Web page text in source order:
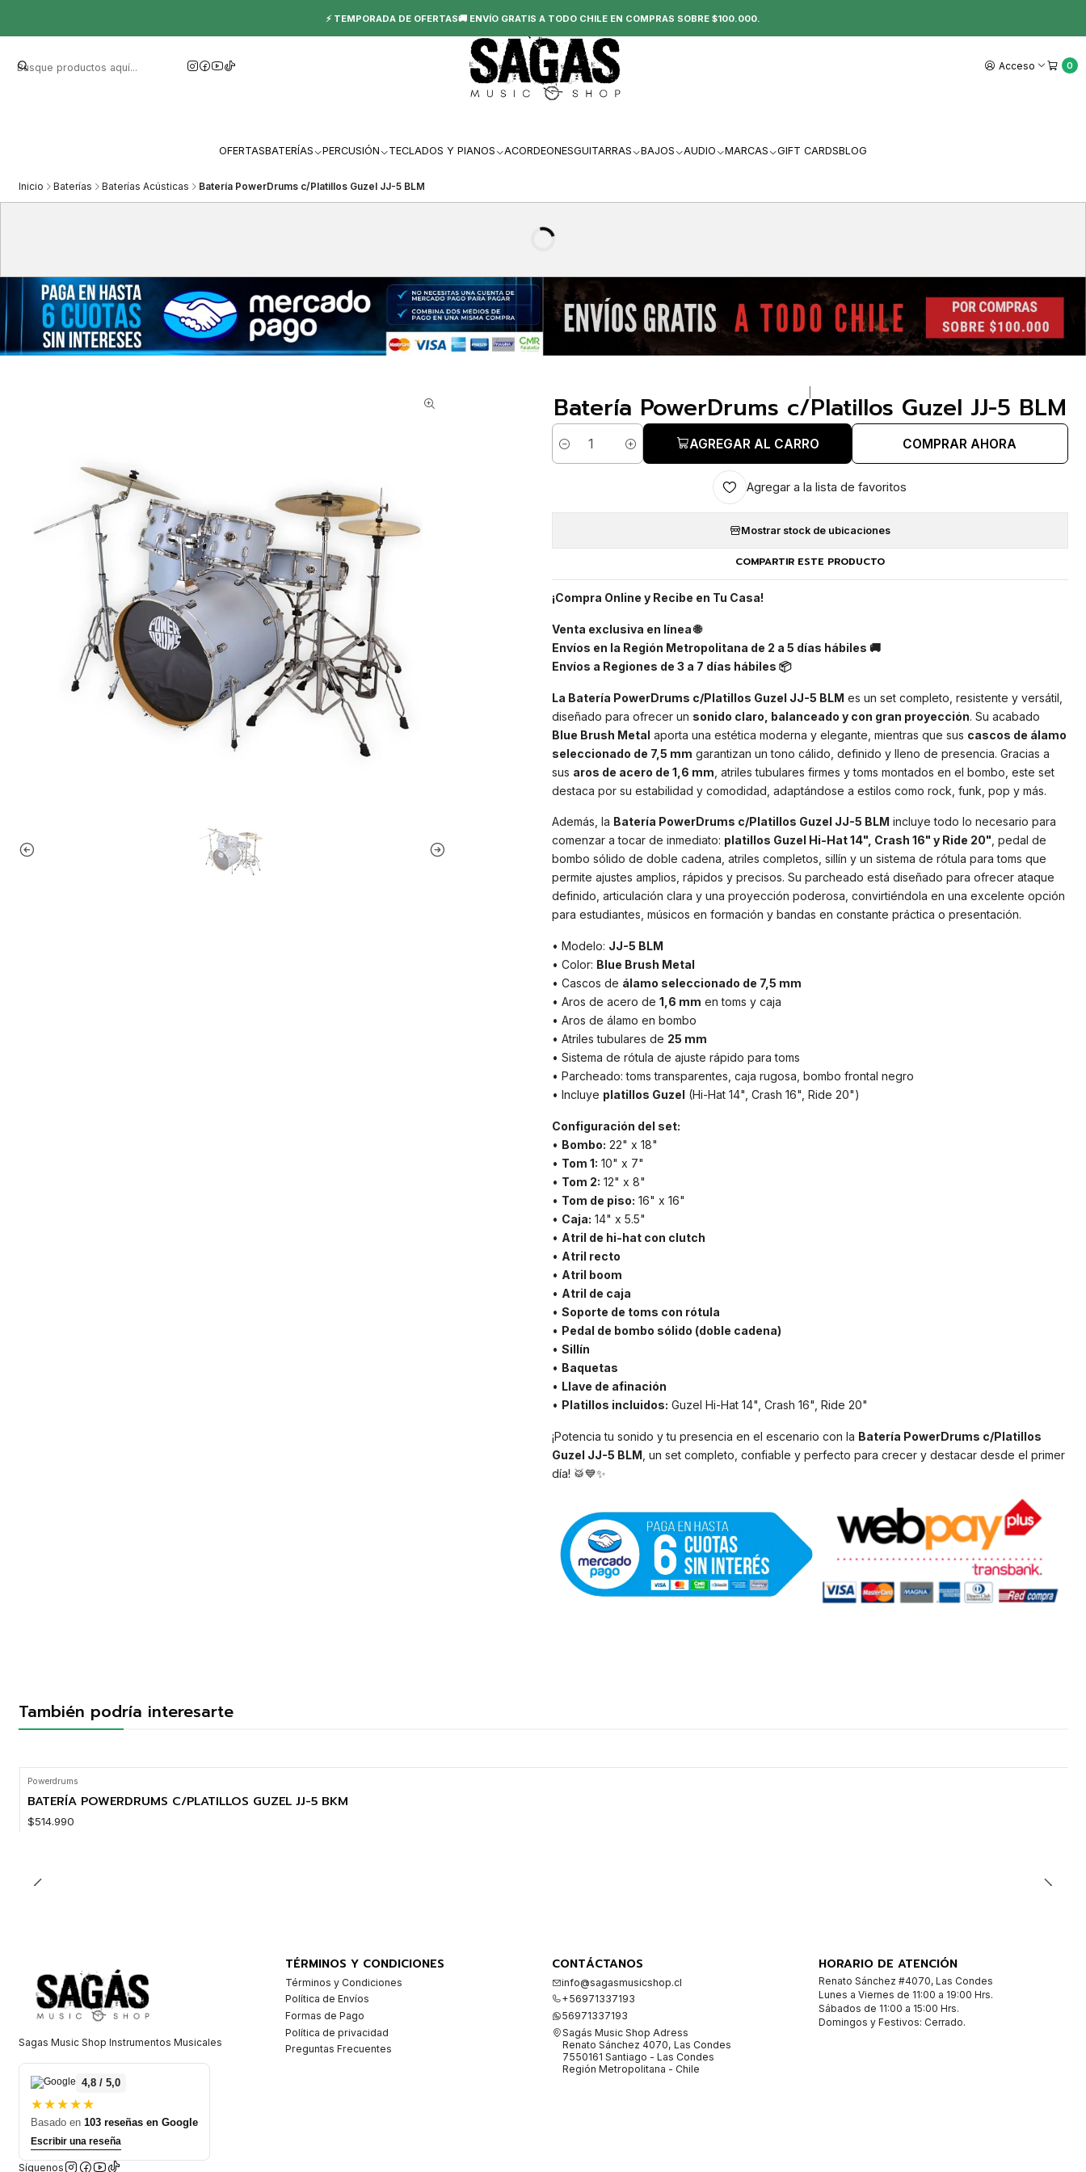
Acceso 0
OFERTASBATERÍAS PERCUSIÓN TECLADOS Y PIANOS ACORDEONESGUITARRAS BAJOS AUDIO MARCAS GIFT CARDSBLOG
⚡ TEMPORADA DE OFERTAS🚚 ENVÍO GRATIS A TODO CHILE EN COMPRAS SOBRE $100.000.
Inicio Baterías Baterías Acústicas Batería PowerDrums c/Platillos Guzel JJ-5 BLM
Batería PowerDrums c/Platillos Guzel JJ-5 BLM
Cantidad
AGREGAR AL CARRO COMPRAR AHORA
Agregar a la lista de favoritos
Mostrar stock de ubicaciones
COMPARTIR ESTE PRODUCTO
¡Compra Online y Recibe en Tu Casa!
Venta exclusiva en línea 🌐
Envíos en la Región Metropolitana de 2 a 5 días hábiles 🚚
Envíos a Regiones de 3 a 7 días hábiles 📦
La Batería PowerDrums c/Platillos Guzel JJ-5 BLM es un set completo, resistente y versátil,
diseñado para ofrecer un sonido claro, balanceado y con gran proyección. Su acabado
Blue Brush Metal aporta una estética moderna y elegante, mientras que sus cascos de álamo
seleccionado de 7,5 mm garantizan un tono cálido, definido y lleno de presencia. Gracias a
sus aros de acero de 1,6 mm , atriles tubulares firmes y toms montados en el bombo, este set
destaca por su estabilidad y comodidad, adaptándose a estilos como rock, funk, pop y más.
Además, la Batería PowerDrums c/Platillos Guzel JJ-5 BLM incluye todo lo necesario para
comenzar a tocar de inmediato: platillos Guzel Hi-Hat 14", Crash 16" y Ride 20", pedal de
bombo sólido de doble cadena, atriles completos, sillín y un sistema de rótula para toms que
permite ajustes amplios, rápidos y precisos. Su parcheado está diseñado para ofrecer ataque
definido, articulación clara y una proyección poderosa, convirtiéndola en una excelente opción
para estudiantes, músicos en formación y bandas en constante práctica o presentación.
• Modelo: JJ-5 BLM
• Color: Blue Brush Metal
• Cascos de álamo seleccionado de 7,5 mm
• Aros de acero de 1,6 mm en toms y caja
• Aros de álamo en bombo
• Atriles tubulares de 25 mm
• Sistema de rótula de ajuste rápido para toms
• Parcheado: toms transparentes, caja rugosa, bombo frontal negro
• Incluye platillos Guzel (Hi-Hat 14", Crash 16", Ride 20")
Configuración del set:
• Bombo: 22" x 18"
• Tom 1: 10" x 7"
• Tom 2: 12" x 8"
• Tom de piso: 16" x 16"
• Caja: 14" x 5.5"
• Atril de hi-hat con clutch
• Atril recto
• Atril boom
• Atril de caja
• Soporte de toms con rótula
• Pedal de bombo sólido (doble cadena)
• Sillín
• Baquetas
• Llave de afinación
• Platillos incluidos: Guzel Hi-Hat 14", Crash 16", Ride 20"
¡Potencia tu sonido y tu presencia en el escenario con la Batería PowerDrums c/Platillos
Guzel JJ-5 BLM , un set completo, confiable y perfecto para crecer y destacar desde el primer
día! 🥁💙✨
También podría interesarte
Powerdrums
BATERÍA POWERDRUMS C/PLATILLOS GUZEL JJ-5 BKM
$514.990
Sagas Music Shop Instrumentos Musicales
4,8 / 5,0
★★★★★
Basado en 103 reseñas en Google
Escribir una reseña
Síguenos
TÉRMINOS Y CONDICIONES
Términos y Condiciones
Política de Envíos
Formas de Pago
Política de privacidad
Preguntas Frecuentes
CONTÁCTANOS
info@sagasmusicshop.cl
+56971337193
56971337193
Sagás Music Shop Adress
Renato Sánchez 4070, Las Condes
7550161 Santiago - Las Condes
Región Metropolitana - Chile
HORARIO DE ATENCIÓN
Renato Sánchez #4070, Las Condes
Lunes a Viernes de 11:00 a 19:00 Hrs.
Sábados de 11:00 a 15:00 Hrs.
Domingos y Festivos: Cerrado.